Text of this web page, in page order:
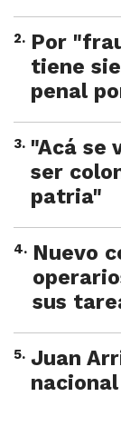
2. Por
tiene
penal
3. "Acá se
ser
patria"
4. Nuevo
sus
5. Juan